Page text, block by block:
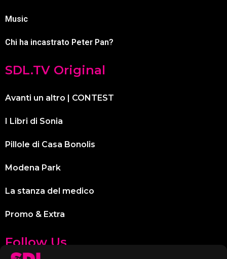
Music
Chi ha incastrato Peter Pan?
SDL.TV Original
Avanti un altro | CONTEST
I Libri di Sonia
Pillole di Casa Bonolis
Modena Park
La stanza del medico
Promo & Extra
Follow Us